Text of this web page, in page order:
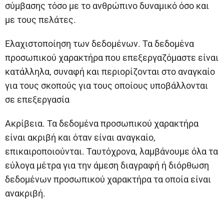
σύμβασης τόσο με το ανθρώπινο δυναμικό όσο και
με τους πελάτες.
Ελαχιστοποίηση των δεδομένων. Τα δεδομένα
προσωπικού χαρακτήρα που επεξεργαζόμαστε είναι
κατάλληλα, συναφή και περιορίζονται στο αναγκαίο
για τους σκοπούς για τους οποίους υποβάλλονται
σε επεξεργασία
Ακρίβεια. Τα δεδομένα προσωπικού χαρακτήρα
είναι ακριβή και όταν είναι αναγκαίο,
επικαιροποιούνται. Ταυτόχρονα, λαμβάνουμε όλα τα
εύλογα μέτρα για την άμεση διαγραφή ή διόρθωση
δεδομένων προσωπικού χαρακτήρα τα οποία είναι
ανακριβή.